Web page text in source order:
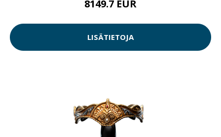
8149.7 EUR
LISÄTIETOJA